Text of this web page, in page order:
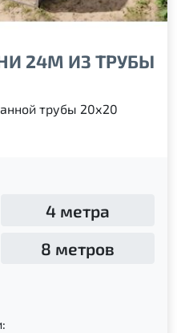
24М ИЗ ТРУБЫ
трубы 20х20
4 метра
8 метров